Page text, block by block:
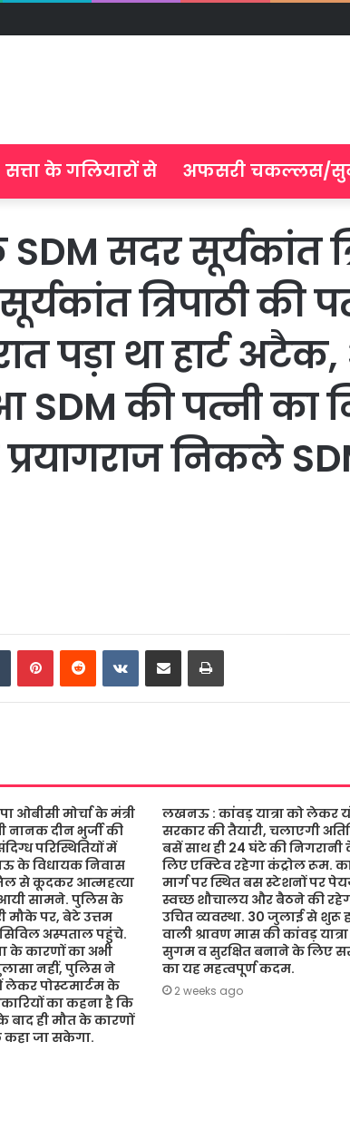
सत्ता के गलियारों से अफसरी चकल्लस/
सदर सूर्यकांत
त्रिपाठी की
पड़ा था हार्ट
SDM की पत्नी
निकले
TumblrPinterestReddit VKontakte
Share via Email Print
मोर्चा के मंत्री
नानक दीन भुर्जी की
परिस्थितियों में
के विधायक निवास
से कूदकर आत्महत्या
सामने. पुलिस के
मौके पर, बेटे उत्तम
अस्पताल पहुंचे.
के कारणों का अभी
नहीं, पुलिस ने
पोस्टमार्टम के
का कहना है कि
बाद ही मौत के कारणों
जा सकेगा.
लखनऊ : कांवड़ यात्रा को लेकर
सरकार की तैयारी, चलाएगी
बसें साथ ही 24 घंटे की निगरानी
लिए एक्टिव रहेगा कंट्रोल रूम.
मार्ग पर स्थित बस स्टेशनों पर
स्वच्छ शौचालय और बैठने की
उचित व्यवस्था. 30 जुलाई से शुरू
वाली श्रावण मास की कांवड़
सुगम व सुरक्षित बनाने के लिए
का यह महत्वपूर्ण कदम.
2 weeks ago